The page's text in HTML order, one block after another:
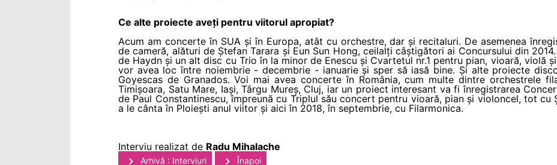
Ce alte proiecte aveți pentru viitorul apropiat?
Acum am concerte în SUA și în Europa, atât cu orchestre, dar și recitaluri. De asemenea
de cameră, alături de Ștefan Tarara și Eun Sun Hong, ceilalți câștigători ai Concursului din
de Haydn și un alt disc cu Trio în la minor de Enescu și Cvartetul nr.1 pentru pian, vioară, violă
vor avea loc între noiembrie - decembrie - ianuarie și sper să iasă bine. Și alte proiecte
Goyescas de Granados. Voi mai avea concerte în România, cum multe dintre orchestrele
Timișoara, Satu Mare, Iași, Târgu Mureș, Cluj, iar un proiect interesant va fi înregistrarea
de Paul Constantinescu, împreună cu Triplul său concert pentru vioară, pian și violoncel, tot cu
a le cânta în Ploiești anul viitor și aici în 2018, în septembrie, cu Filarmonica.
Interviu realizat de Radu Mihalache
Arhivă : Interviuri Înapoi